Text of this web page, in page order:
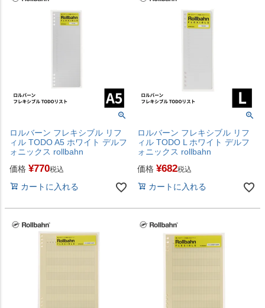
ロルバーン フレキシブル リフ
ィル TODO A5 ホワイト デルフ
ォニックス rollbahn
価格 ¥770税込
カートに入れる
ロルバーン フレキシブル リフ
ィル TODO L ホワイト デルフ
ォニックス rollbahn
価格 ¥682税込
カートに入れる